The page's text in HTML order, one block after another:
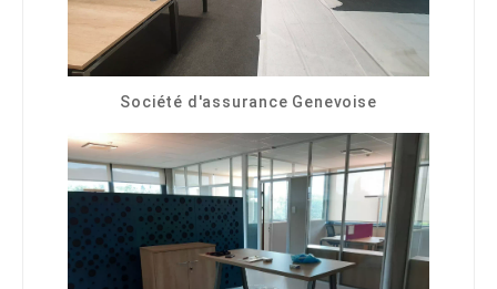
Société d'assurance Genevoise